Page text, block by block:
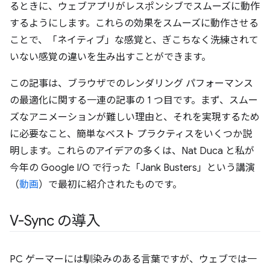
るときに、ウェブアプリがレスポンシブでスムーズに動作
するようにします。これらの効果をスムーズに動作させる
ことで、「ネイティブ」な感覚と、ぎこちなく洗練されて
いない感覚の違いを生み出すことができます。
この記事は、ブラウザでのレンダリング パフォーマンス
の最適化に関する一連の記事の 1 つ目です。まず、スムー
ズなアニメーションが難しい理由と、それを実現するため
に必要なこと、簡単なベスト プラクティスをいくつか説
明します。これらのアイデアの多くは、Nat Duca と私が
今年の Google I/O で行った「Jank Busters」という講演
（動画）で最初に紹介されたものです。
V-Sync の導入
PC ゲーマーには馴染みのある言葉ですが、ウェブでは一